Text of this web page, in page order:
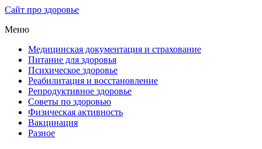
Сайт про здоровье
Меню
Медицинская документация и страхование
Питание для здоровья
Психическое здоровье
Реабилитация и восстановление
Репродуктивное здоровье
Советы по здоровью
Физическая активность
Вакцинация
Разное